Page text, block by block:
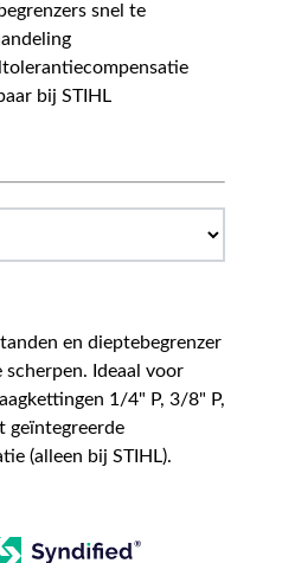
snel te
bij STIHL
en dieptebegrenzer
scherpen. Ideaal voor
1/4" P, 3/8" P,
geïntegreerde
(alleen bij STIHL).